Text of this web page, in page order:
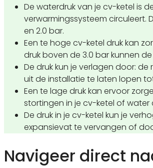
De waterdruk van je cv-ketel is
verwarmingssysteem circuleert.
en 2.0 bar.
Een te hoge cv-ketel druk kan
druk boven de 3.0 bar kunnen
De druk kun je verlagen door:
uit de installatie te laten lopen
Een te lage druk kan ervoor
stortingen in je cv-ketel of
De druk in je cv-ketel kun je
expansievat te vervangen of
Navigeer direct